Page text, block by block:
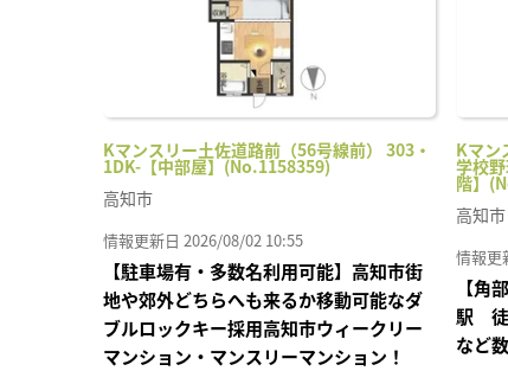
Kマンスリー土佐道路前（56号線前） 303・
1DK-【中部屋】(No.1158359)
高知市
情報更新日 2026/08/02 10:55
【駐車場有・多数名利用可能】高知市街
地や郊外どちらへも来るか移動可能なダ
ブルロックキー採用高知市ウィークリー
マンション・マンスリーマンション！
Kマン
学校
階】
高知市
情報更
【角
駅 徒
など